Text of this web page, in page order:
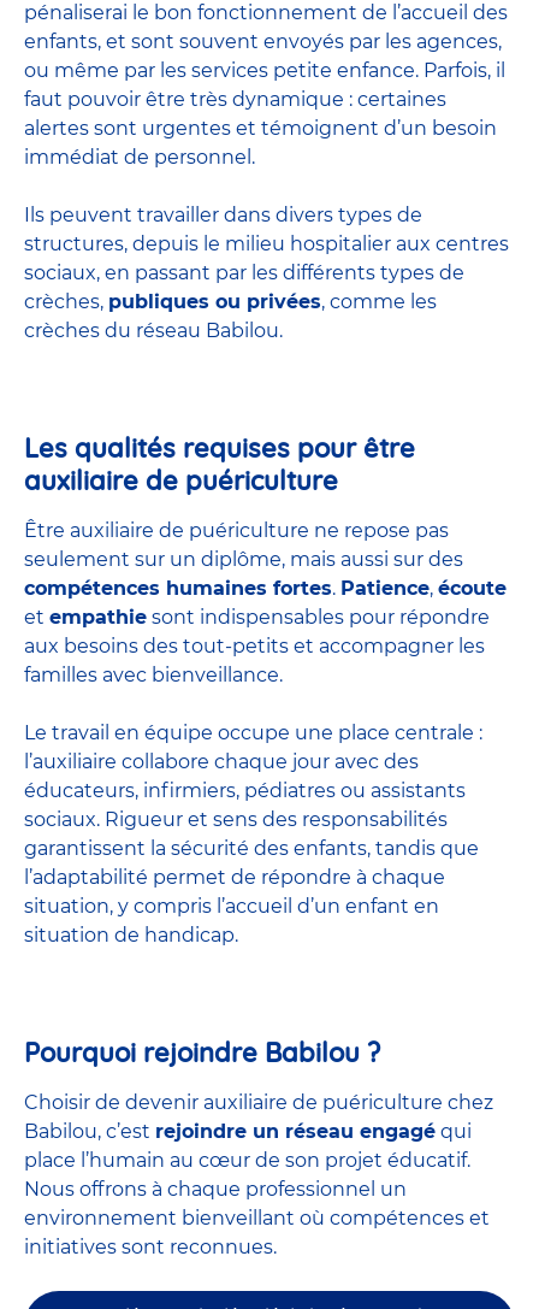
pénaliserai le bon fonctionnement de l’accueil des
enfants, et sont souvent envoyés par les agences,
ou même par les services petite enfance. Parfois, il
faut pouvoir être très dynamique : certaines
alertes sont urgentes et témoignent d’un besoin
immédiat de personnel.
Ils peuvent travailler dans divers types de
structures, depuis le milieu hospitalier aux centres
sociaux, en passant par les différents types de
crèches, publiques ou privées, comme les
crèches du réseau Babilou.
Les qualités requises pour être
auxiliaire de puériculture
Être auxiliaire de puériculture ne repose pas
seulement sur un diplôme, mais aussi sur des
compétences humaines fortes. Patience, écoute
et empathie sont indispensables pour répondre
aux besoins des tout-petits et accompagner les
familles avec bienveillance.
Le travail en équipe occupe une place centrale :
l’auxiliaire collabore chaque jour avec des
éducateurs, infirmiers, pédiatres ou assistants
sociaux. Rigueur et sens des responsabilités
garantissent la sécurité des enfants, tandis que
l’adaptabilité permet de répondre à chaque
situation, y compris l’accueil d’un enfant en
situation de handicap.
Pourquoi rejoindre Babilou ?
Choisir de devenir auxiliaire de puériculture chez
Babilou, c’est rejoindre un réseau engagé qui
place l’humain au cœur de son projet éducatif.
Nous offrons à chaque professionnel un
environnement bienveillant où compétences et
initiatives sont reconnues.